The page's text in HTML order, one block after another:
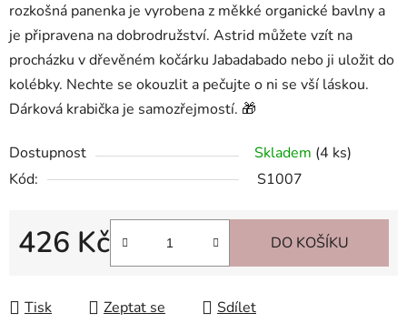
rozkošná panenka je vyrobena z měkké organické bavlny a
je připravena na dobrodružství. Astrid můžete vzít na
procházku v dřevěném kočárku Jabadabado nebo ji uložit do
kolébky. Nechte se okouzlit a pečujte o ni se vší láskou.
Dárková krabička je samozřejmostí. 🎁
Dostupnost Skladem (4 ks)
Kód:
S1007
426 Kč DO KOŠÍKU
Tisk Zeptat se Sdílet